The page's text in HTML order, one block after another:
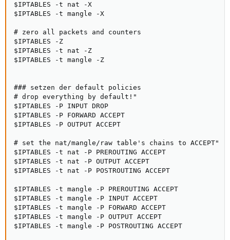
$IPTABLES -t nat -X
$IPTABLES -t mangle -X
# zero all packets and counters
$IPTABLES -Z
$IPTABLES -t nat -Z
$IPTABLES -t mangle -Z
### setzen der default policies
# drop everything by default!"
$IPTABLES -P INPUT DROP
$IPTABLES -P FORWARD ACCEPT
$IPTABLES -P OUTPUT ACCEPT
# set the nat/mangle/raw table's chains to ACCEPT"
$IPTABLES -t nat -P PREROUTING ACCEPT
$IPTABLES -t nat -P OUTPUT ACCEPT
$IPTABLES -t nat -P POSTROUTING ACCEPT
$IPTABLES -t mangle -P PREROUTING ACCEPT
$IPTABLES -t mangle -P INPUT ACCEPT
$IPTABLES -t mangle -P FORWARD ACCEPT
$IPTABLES -t mangle -P OUTPUT ACCEPT
$IPTABLES -t mangle -P POSTROUTING ACCEPT